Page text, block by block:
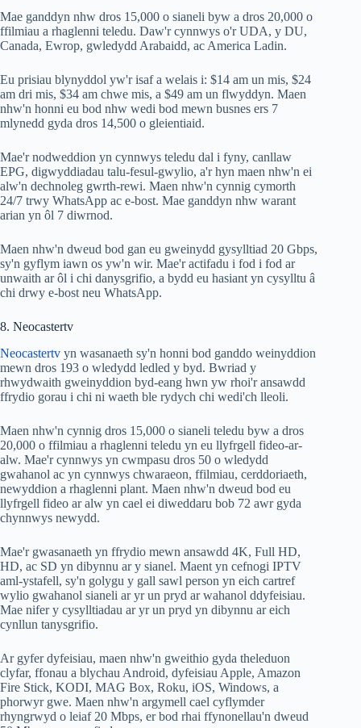
Mae ganddyn nhw dros 15,000 o sianeli byw a dros 20,000 o
ffilmiau a rhaglenni teledu. Daw'r cynnwys o'r UDA, y DU,
Canada, Ewrop, gwledydd Arabaidd, ac America Ladin.
Eu prisiau blynyddol yw'r isaf a welais i: $14 am un mis, $24
am dri mis, $34 am chwe mis, a $49 am un flwyddyn. Maen
nhw'n honni eu bod nhw wedi bod mewn busnes ers 7
mlynedd gyda dros 14,500 o gleientiaid.
Mae'r nodweddion yn cynnwys teledu dal i fyny, canllaw
EPG, digwyddiadau talu-fesul-gwylio, a'r hyn maen nhw'n ei
alw'n dechnoleg gwrth-rewi. Maen nhw'n cynnig cymorth
24/7 trwy WhatsApp ac e-bost. Mae ganddyn nhw warant
arian yn ôl 7 diwrnod.
Maen nhw'n dweud bod gan eu gweinydd gysylltiad 20 Gbps,
sy'n gyflym iawn os yw'n wir. Mae'r actifadu i fod i fod ar
unwaith ar ôl i chi danysgrifio, a bydd eu hasiant yn cysylltu â
chi drwy e-bost neu WhatsApp.
8. Neocastertv
Neocastertv yn wasanaeth sy'n honni bod ganddo weinyddion
mewn dros 193 o wledydd ledled y byd. Bwriad y
rhwydwaith gweinyddion byd-eang hwn yw rhoi'r ansawdd
ffrydio gorau i chi ni waeth ble rydych chi wedi'ch lleoli.
Maen nhw'n cynnig dros 15,000 o sianeli teledu byw a dros
20,000 o ffilmiau a rhaglenni teledu yn eu llyfrgell fideo-ar-
alw. Mae'r cynnwys yn cwmpasu dros 50 o wledydd
gwahanol ac yn cynnwys chwaraeon, ffilmiau, cerddoriaeth,
newyddion a rhaglenni plant. Maen nhw'n dweud bod eu
llyfrgell fideo ar alw yn cael ei diweddaru bob 72 awr gyda
chynnwys newydd.
Mae'r gwasanaeth yn ffrydio mewn ansawdd 4K, Full HD,
HD, ac SD yn dibynnu ar y sianel. Maent yn cefnogi IPTV
aml-ystafell, sy'n golygu y gall sawl person yn eich cartref
wylio gwahanol sianeli ar yr un pryd ar wahanol ddyfeisiau.
Mae nifer y cysylltiadau ar yr un pryd yn dibynnu ar eich
cynllun tanysgrifio.
Ar gyfer dyfeisiau, maen nhw'n gweithio gyda theleduon
clyfar, ffonau a blychau Android, dyfeisiau Apple, Amazon
Fire Stick, KODI, MAG Box, Roku, iOS, Windows, a
phorwyr gwe. Maen nhw'n argymell cael cyflymder
rhyngrwyd o leiaf 20 Mbps, er bod rhai ffynonellau'n dweud